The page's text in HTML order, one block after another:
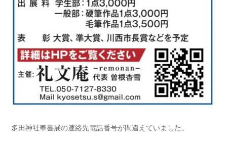
多田神社奉書展の連絡先電話番号が間違えていました。